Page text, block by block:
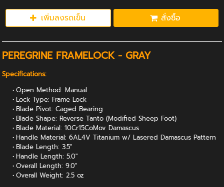
เพิ่มลงรถเข็น สั่งซื้อ
PEREGRINE FRAMELOCK - GRAY
Specifications:
Open Method: Manual
Lock Type: Frame Lock
Blade Pivot: Caged Bearing
Blade Shape: Reverse Tanto (Modified Sheep Foot)
Blade Material: 10Cr15CoMov Damascus
Handle Material: 6AL4V Titanium w/ Lasered Damascus Pattern
Blade Length: 3.5"
Handle Length: 5.0"
Overall Length: 9.0"
Overall Weight: 2.5 oz